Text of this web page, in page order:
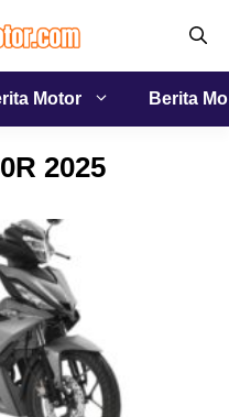
Motor Berita
2025